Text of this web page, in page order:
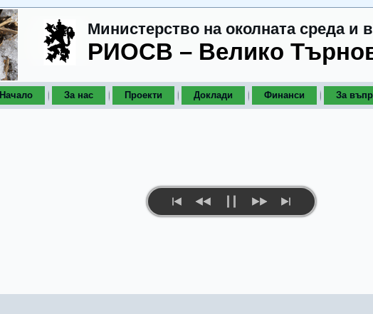
Министерство на околната среда и
РИОСВ – Велико
Начало За нас Проекти Доклади Финанси За